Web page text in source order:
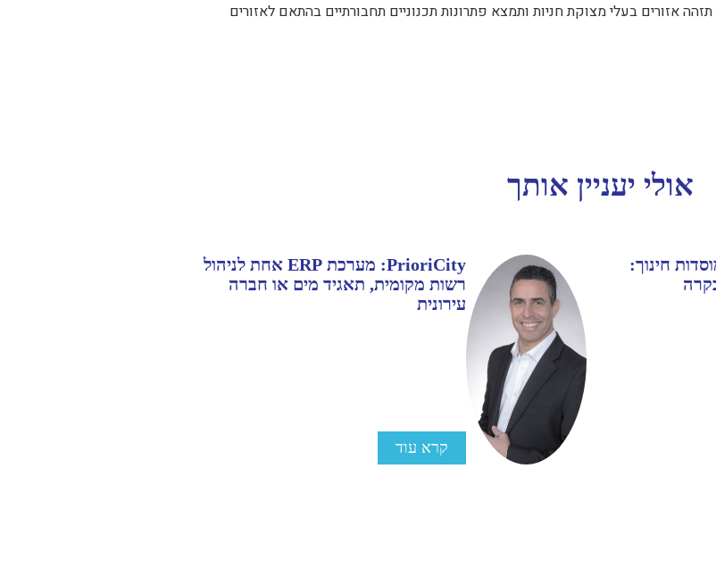
אזורים בעלי מצוקת חניות ותמצא פתרונות תכנוניים תחבורתיים בהתאם לאזורים
אולי יעניין אותך
חינוך:
PrioriCity: מערכת ERP אחת לניהול
רשות מקומית, תאגיד מים או חברה
עירונית
קרא עוד